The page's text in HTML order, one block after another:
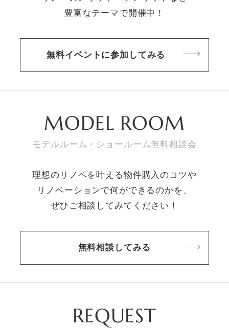
豊富なテーマで開催中！
無料イベントに参加してみる
MODEL ROOM
モデルルーム・ショールーム無料相談会
理想のリノベを叶える物件購入のコツや
リノベーションで何ができるのかを、
ぜひご相談してみてください！
無料相談してみる
REQUEST